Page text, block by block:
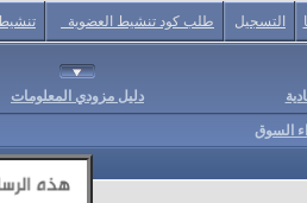
التسجيل طلب كود تنشيط العضوية
دليل مزودي المعلومات
السوق